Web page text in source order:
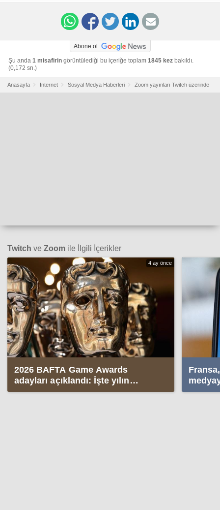
twitch-stream-button-integration
Abone ol
Şu anda 1 misafirin görüntülediği bu içeriğe toplam 1845 kez bakıldı.
(0,172 sn.)
Anasayfa Internet Sosyal Medya Haberleri Zoom yayınları Twitch üzerinde
Twitch ve Zoom ile İlgili İçerikler
4 ay önce
2026 BAFTA Game Awards
adayları açıklandı: İşte yılın
oyunları